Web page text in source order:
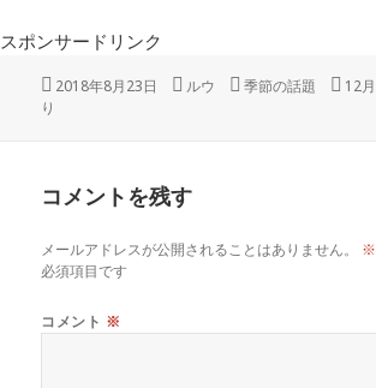
スポンサードリンク
投
2018年8月23日
作
ルウ
カ
季節の話題
タ
12月
り
コメントを残す
メールアドレスが公開されることはありません。 ※
必須項目です
コメント ※